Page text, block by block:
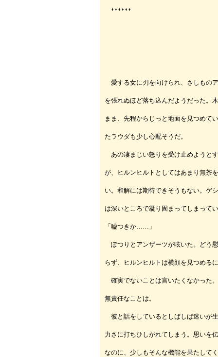
******
愛する女に刃を向けられ、さしもの
を張れぬほど落ち込んだようだった。
まま、先程からじっと地面を見つめて
たラウダも少し心配そうだ。
あの凄まじい怒りを受け止めようと
が、ヒルンヒルトとしてはあまり無茶
い。和解には期待できそうもない。ゲ
は深いところで凝り固まってしまって
「嘘つきか……」
ぽつりとアンザーツが呟いた。どう
らず、ヒルンヒルトは横顔を見つめる
確実でないことは言いたくなかった
無責任なことは。
彼と話をしているとしばしば迷いが
力さに打ちひしがれてしまう。思いを
なのに、少しもそんな機能を果たして